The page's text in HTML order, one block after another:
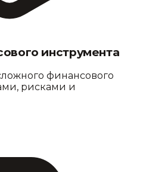
инструмента
финансового
рисками и